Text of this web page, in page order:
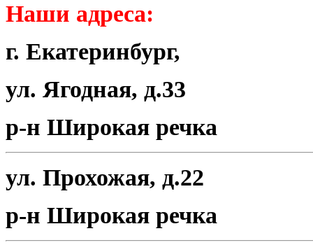
Наши адреса:
г. Екатеринбург,
ул. Ягодная, д.33
р-н Широкая речка
ул. Прохожая, д.22
р-н Широкая речка